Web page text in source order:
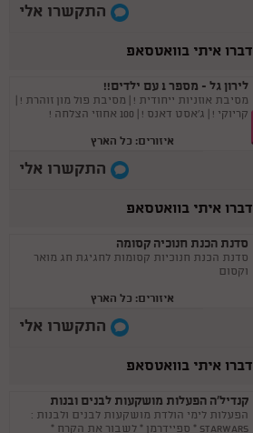
התקשרו אלי
דברו איתי בוואטסאפ
לירון גל - מספר 1 עם ילדים!!
מסיבת אוזניות ייחודית ! | מסיבת פול מון זוהרת ! |
קריוקי ! | ג'אסט דאנס ! | 100 אחוזי הצלחה !
איזורים: כל הארץ
התקשרו אלי
דברו איתי בוואטסאפ
סדנת הכנת חנוכיה קסומה
סדנת הכנת חנוכיות קסומות לחגיגת חג מואר
וקסום
איזורים: כל הארץ
התקשרו אלי
דברו איתי בוואטסאפ
קנדיל'ה הפעלות מושקעות לבנים ובנות
הפעלות לימי הולדת מושקעות לבנים ולבנות :
STARWARS * ספיידרמן * לשבור את הקרח *